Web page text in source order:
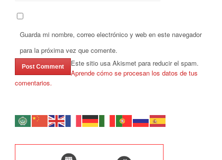
Guarda mi nombre, correo electrónico y web en este navegador
para la próxima vez que comente.
Este sitio usa Akismet para reducir el spam.
Aprende cómo se procesan los datos de tus
comentarios.